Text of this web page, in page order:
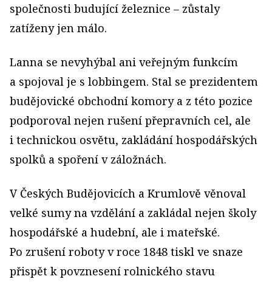
společnosti budující železnice – zůstaly
zatíženy jen málo.
Lanna se nevyhýbal ani veřejným funkcím
a spojoval je s lobbingem. Stal se prezidentem
budějovické obchodní komory a z této pozice
podporoval nejen rušení přepravních cel, ale
i technickou osvětu, zakládání hospodářských
spolků a spoření v záložnách.
V Českých Budějovicích a Krumlově věnoval
velké sumy na vzdělání a zakládal nejen školy
hospodářské a hudební, ale i mateřské.
Po zrušení roboty v roce 1848 tiskl ve snaze
přispět k povznesení rolnického stavu